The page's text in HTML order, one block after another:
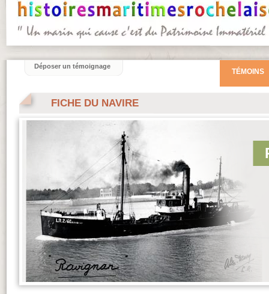
FICHE DU NAVIRE
TÉMOINS
Déposer un témoignage